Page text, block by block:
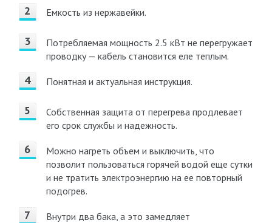
Емкость из нержавейки.
Потребляемая мощность 2.5 кВт не перегружает
проводку — кабель становится еле теплым.
Понятная и актуальная инструкция.
Собственная защита от перегрева продлевает
его срок службы и надежность.
Можно нагреть объем и выключить, что
позволит пользоваться горячей водой еще сутки
и не тратить электроэнергию на ее повторный
подогрев.
Внутри два бака, а это замедляет